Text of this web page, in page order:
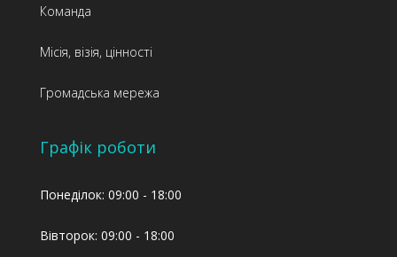
Команда
Місія, візія, цінності
Громадська мережа
Графік роботи
Понеділок: 09:00 - 18:00
Вівторок: 09:00 - 18:00